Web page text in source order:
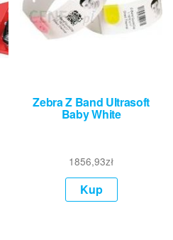
Zebra Z Band Ultrasoft
Baby White
1856,93zł
Kup